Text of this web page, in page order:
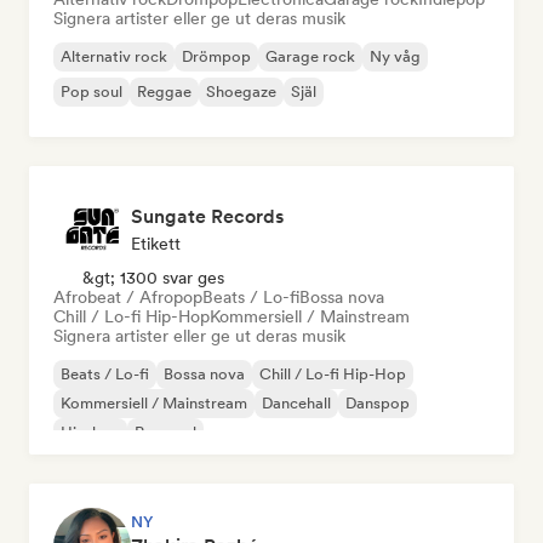
Signera artister eller ge ut deras musik
Alternativ rock Drömpop Garage rock
Ny våg
Pop soul
Reggae Shoegaze Själ
Sungate Records
Etikett
&gt; 1300 svar ges
Afrobeat / AfropopBeats / Lo-fiBossa nova
Chill / Lo-fi Hip-HopKommersiell / Mainstream
Signera artister eller ge ut deras musik
Beats / Lo-fi Bossa nova
Chill / Lo-fi Hip-Hop
Kommersiell / Mainstream
Dancehall
Danspop
Hip-hop
Pop soul
NY